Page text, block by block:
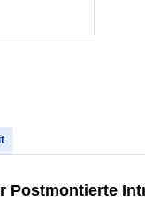
Postmontierte